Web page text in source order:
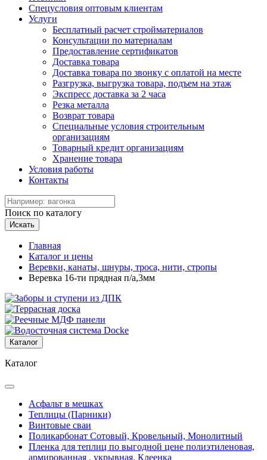
Спецусловия оптовым клиентам
Услуги
Бесплатный расчет стройматериалов
Консультации по материалам
Предоставление сертификатов
Доставка товара
Доставка товара по звонку с оплатой на месте
Разгрузка, выгрузка товара, подъем на этаж
Экспресс доставка за 2 часа
Резка металла
Возврат товара
Специальные условия строительным
организациям
Товарный кредит организациям
Хранение товара
Условия работы
Контакты
Поиск по каталогу
Искать
Главная
Каталог и цены
Веревки, канаты, шнуры, троса, нити, стропы
Веревка 16-ти прядная п/а,3мм
Каталог
Каталог
Асфальт в мешках
Теплицы (Парники)
Винтовые сваи
Поликарбонат Сотовый, Кровельный, Монолитный
Пленка для теплиц по выгодной цене полиэтиленовая,
армированная , укрывная. Клеенка